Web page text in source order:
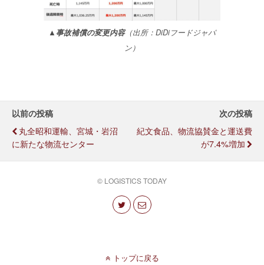
▲事故補償の変更内容（出所：DiDiフードジャパ
ン）
以前の投稿
丸全昭和運輸、宮城・岩沼
に新たな物流センター
次の投稿
紀文食品、物流協賛金と運送費
が7.4%増加
© LOGISTICS TODAY
トップに戻る